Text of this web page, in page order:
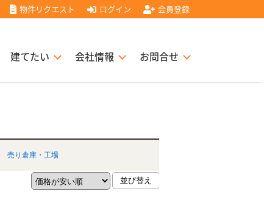
物件リクエスト ログイン 会員登録
建てたい 会社情報 お問合せ
売り倉庫・工場